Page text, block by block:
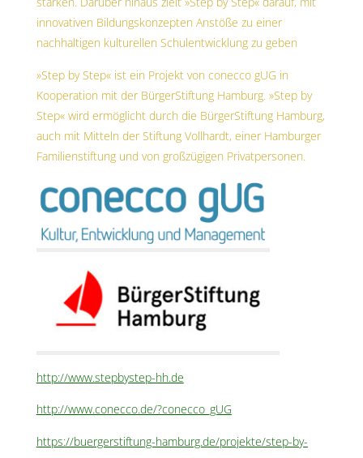
innovativen Bildungskonzepten Anstöße zu einer
nachhaltigen kulturellen Schulentwicklung zu geben
»Step by Step« ist ein Projekt von conecco gUG in
Kooperation mit der BürgerStiftung Hamburg. »Step by
Step« wird ermöglicht durch die BürgerStiftung Hamburg,
auch mit Mitteln der Stiftung Vollhardt, einer Hamburger
Familienstiftung und von großzügigen Privatpersonen.
http://www.stepbystep-hh.de
http://www.conecco.de/?conecco_gUG
https://buergerstiftung-hamburg.de/projekte/step-by-